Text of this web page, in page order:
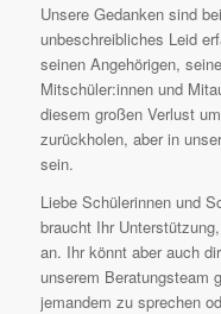
Unsere Gedanken sind
unbeschreibliches Leid
seinen Angehörigen,
Mitschüler:innen und
diesem großen Verlust
zurückholen, aber in
sein.
Liebe Schülerinnen und
braucht Ihr
an. Ihr könnt aber auch
unserem Beratungsteam
jemandem zu sprechen